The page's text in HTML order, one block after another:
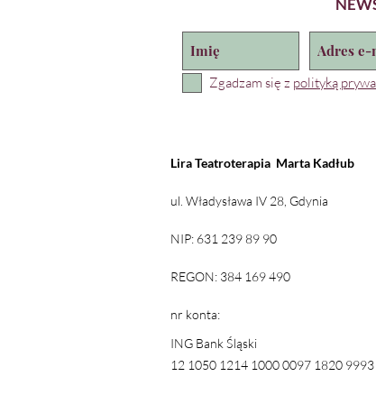
Uniwersytecie
Pojedyncze zajęcia 65
Karnet 4 zajęcia
Zgadzam się z polityką
Lira Teatroterapia Marta Kadłub
ul. Władysława IV 28, Gdynia
NIP: 631 239 89 90
REGON: 384 169 490
nr konta:
ING Bank Śląski
12 1050 1214 1000 0097 1820 9993